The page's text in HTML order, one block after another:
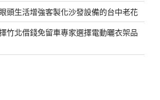
頭生活增強客製化沙發設備的台中老花
竹北借錢免留車專家選擇電動曬衣架品